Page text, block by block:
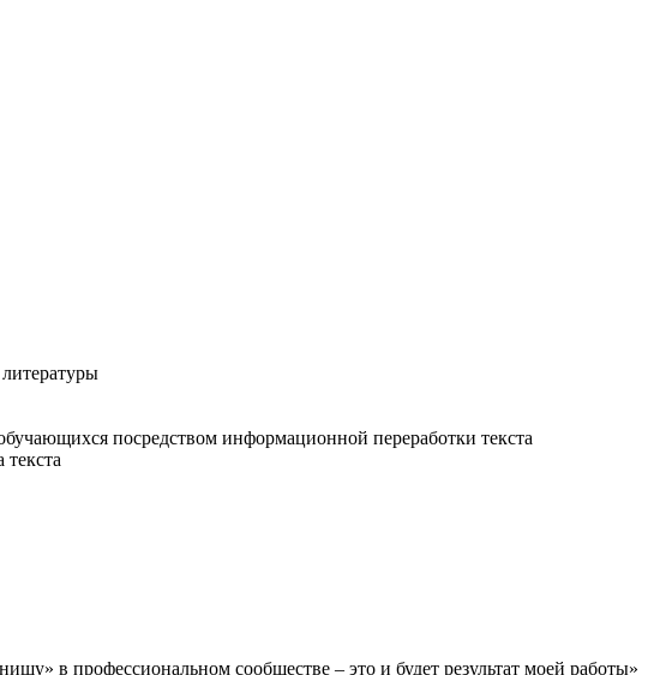
посредством информационной переработки текста
в профессиональном сообществе – это и будет результат моей работы»